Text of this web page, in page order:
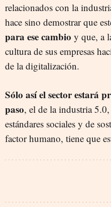
relacionados con la
hace sino demostrar que
para ese cambio y que, a
cultura de sus empresas
de la digitalización.
Sólo así el sector estará
paso, el de la industria
estándares sociales y de
factor humano, tiene que